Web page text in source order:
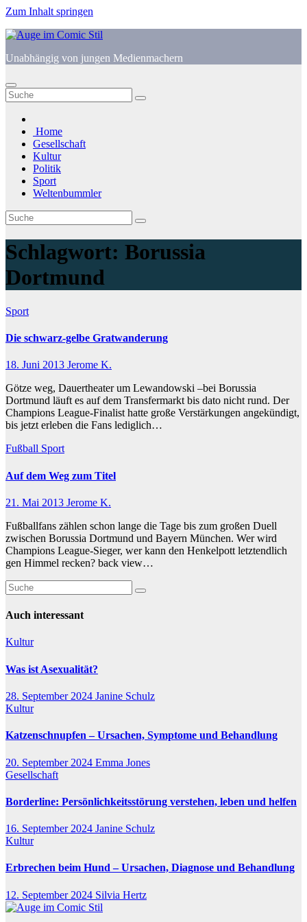
Zum Inhalt springen
Unabhängig von jungen Medienmachern
Home
Gesellschaft
Kultur
Politik
Sport
Weltenbummler
Schlagwort: Borussia
Dortmund
Sport
Die schwarz-gelbe Gratwanderung
18. Juni 2013 Jerome K.
Götze weg, Dauertheater um Lewandowski –bei Borussia
Dortmund läuft es auf dem Transfermarkt bis dato nicht rund. Der
Champions League-Finalist hatte große Verstärkungen angekündigt,
bis jetzt erleben die Fans lediglich…
Fußball Sport
Auf dem Weg zum Titel
21. Mai 2013 Jerome K.
Fußballfans zählen schon lange die Tage bis zum großen Duell
zwischen Borussia Dortmund und Bayern München. Wer wird
Champions League-Sieger, wer kann den Henkelpott letztendlich
gen Himmel recken? back view…
Auch interessant
Kultur
Was ist Asexualität?
28. September 2024 Janine Schulz
Kultur
Katzenschnupfen – Ursachen, Symptome und Behandlung
20. September 2024 Emma Jones
Gesellschaft
Borderline: Persönlichkeitsstörung verstehen, leben und helfen
16. September 2024 Janine Schulz
Kultur
Erbrechen beim Hund – Ursachen, Diagnose und Behandlung
12. September 2024 Silvia Hertz